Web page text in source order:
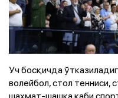
Уч босқичда
волейбол, стол тенниси,